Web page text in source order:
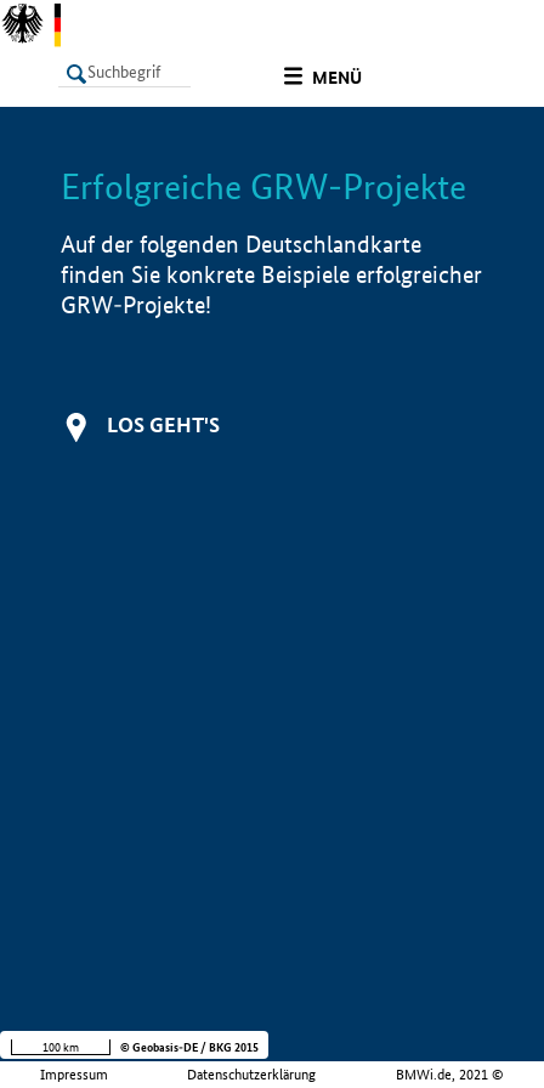
MENÜ
LISTE Info
Erfolgreiche GRW-Projekte
Auf der folgenden Deutschlandkarte
finden Sie konkrete Beispiele erfolgreicher
GRW-Projekte!
LOS GEHT'S
Impressum Datenschutzerklärung BMWi.de, 2021 ©
100 km © Geobasis-DE / BKG 2015